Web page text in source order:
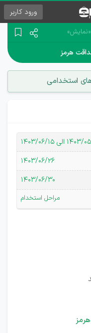
ورود کاربر
«نمایش»
هرمز
استخدامی
الی ۱۴۰۳/۰۶/۱۵
۱۴۰۳/۰۶/۲۶
۱۴۰۳/۰۶/۳۰
مراحل استخدام